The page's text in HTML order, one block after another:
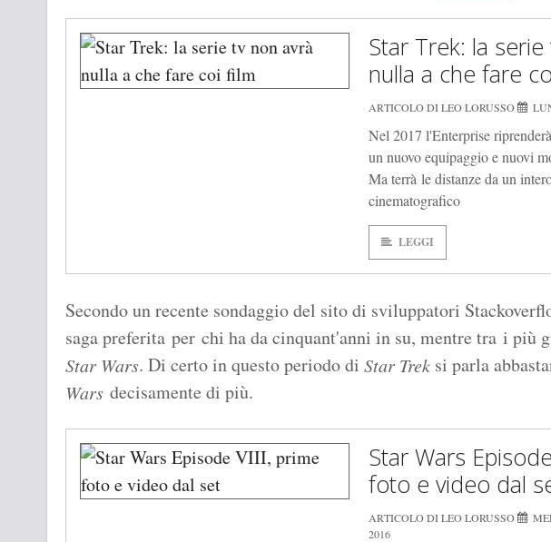
Star Trek: la
nulla a che fare
ARTICOLO DI LEO LORUSSO
Nel 2017 l'Enterprise
un nuovo equipaggio e nuovi
Ma terrà le distanze da un
cinematografico
LEGGI
Secondo un recente sondaggio del sito di sviluppatori
saga preferita per chi ha da cinquant'anni in su, mentre tra i più
Star Wars. Di certo in questo periodo di Star Trek si parla
Wars decisamente di più.
Star Wars
foto e video dal
ARTICOLO DI LEO LORUSSO
2016